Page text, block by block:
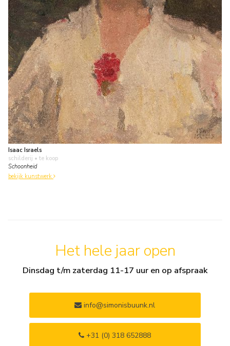
Isaac Israels
schilderij • te koop
Schoonheid
bekijk kunstwerk
Het hele jaar open
Dinsdag t/m zaterdag 11-17 uur en op afspraak
info@simonisbuunk.nl
+31 (0) 318 652888